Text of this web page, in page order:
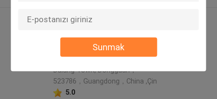
Sunmak
Rainbow packaging co,ltd
üretici profili
Address: 5th Floor, Building 6,
No.23, Xinbao Second Street,
Dalang Town, Dongguan，
523786，Guangdong，China ,Çin
5.0